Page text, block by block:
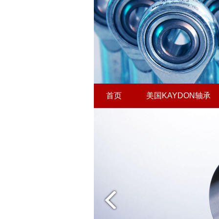
首页 美国KAYDON轴承